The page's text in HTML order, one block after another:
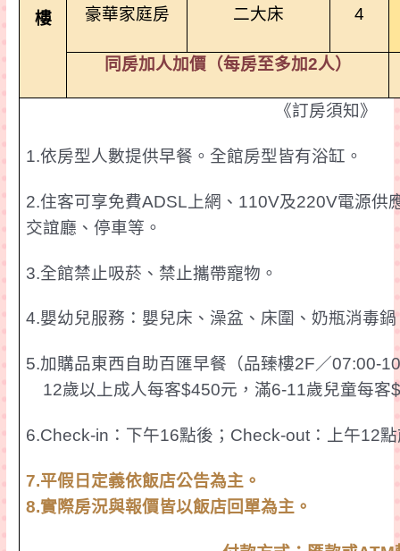
樓 豪華家庭房 二大床 4
同房加人加價（每房至多加2人）
《訂房須知》
1.依房型人數提供早餐。 全館房型皆有浴缸。
2.住客可享免費ADSL 上網、 110V及220V電源供
交誼廳、停車等。
3.全館禁止吸菸、禁止攜帶寵物。
4.嬰幼兒服務：嬰兒床、澡盆、 床圍 、奶瓶消毒
5.加購品東西自助百匯早餐 （品臻樓2F／07:00-
12歲以上成人每客$450元，滿6-11歲兒童每客
6.Check-in ：下午16點後； Check-out ：上午12
7.平假日定義依飯店公告為主。
8.實際房況與報價皆以飯店回單為主。